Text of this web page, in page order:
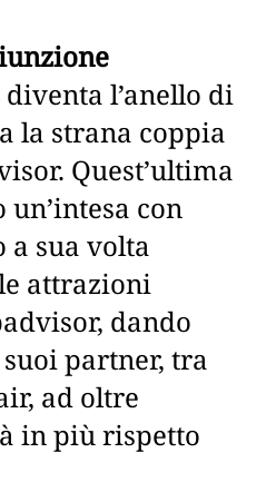
diventa l’anello di
la strana coppia
Quest’ultima
con
a sua volta
attrazioni
dando
suoi partner, tra
ad oltre
in più rispetto